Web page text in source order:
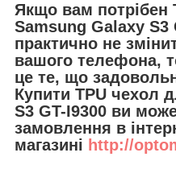
Якщо вам потрібен
Samsung Galaxy S3
практично не
вашого телефона,
це те, що
Купити TPU чехол
S3 GT-I9300 ви
замовлення в
магазині http://